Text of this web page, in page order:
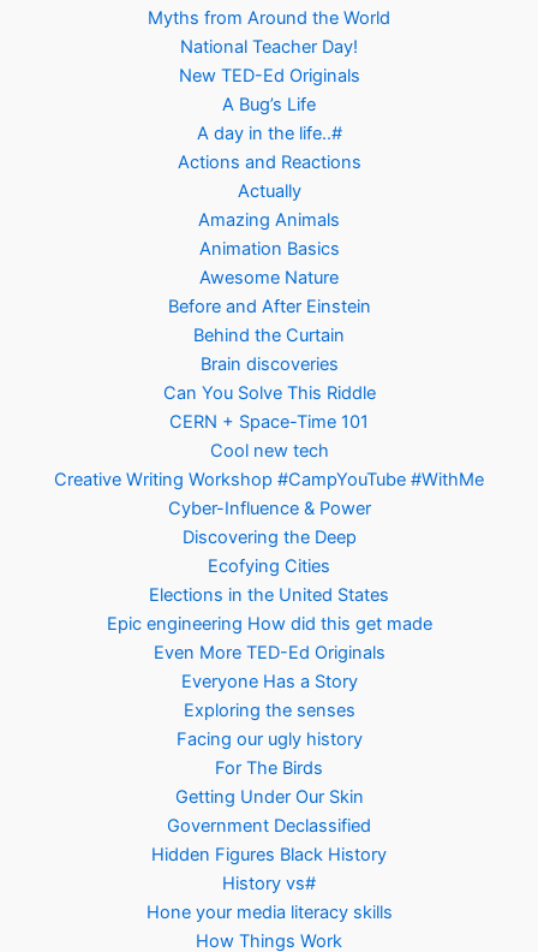
Myths from Around the World
National Teacher Day!
New TED-Ed Originals
A Bug’s Life
A day in the life..#
Actions and Reactions
Actually
Amazing Animals
Animation Basics
Awesome Nature
Before and After Einstein
Behind the Curtain
Brain discoveries
Can You Solve This Riddle
CERN + Space-Time 101
Cool new tech
Creative Writing Workshop #CampYouTube #WithMe
Cyber-Influence & Power
Discovering the Deep
Ecofying Cities
Elections in the United States
Epic engineering How did this get made
Even More TED-Ed Originals
Everyone Has a Story
Exploring the senses
Facing our ugly history
For The Birds
Getting Under Our Skin
Government Declassified
Hidden Figures Black History
History vs#
Hone your media literacy skills
How Things Work